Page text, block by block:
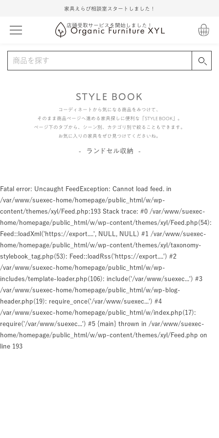
家具えらび相談室スタートしました！
店頭受取サービスを開始しました！
STYLE BOOK
コーディネートから気になる商品をみつけて、
そのまま商品ページへ進める家具探しに便利な「STYLE BOOK」。
ページ下のタブから、シーン別、カテゴリ別で絞ることもできます。
お気に入りの家具をぜひ見つけてくださいね。
ランドセル収納
Fatal error: Uncaught FeedException: Cannot load feed. in
/var/www/suexec-home/homepage/public_html/w/wp-
content/themes/xyl/Feed.php:193 Stack trace: #0 /var/www/suexec-
home/homepage/public_html/w/wp-content/themes/xyl/Feed.php(54):
Feed::loadXml('https://export....', NULL, NULL) #1 /var/www/suexec-
home/homepage/public_html/w/wp-content/themes/xyl/taxonomy-
stylebook_tag.php(53): Feed::loadRss('https://export....') #2
/var/www/suexec-home/homepage/public_html/w/wp-
includes/template-loader.php(106): include('/var/www/suexec...') #3
/var/www/suexec-home/homepage/public_html/w/wp-blog-
header.php(19): require_once('/var/www/suexec...') #4
/var/www/suexec-home/homepage/public_html/w/index.php(17):
require('/var/www/suexec...') #5 {main} thrown in /var/www/suexec-
home/homepage/public_html/w/wp-content/themes/xyl/Feed.php on
line 193